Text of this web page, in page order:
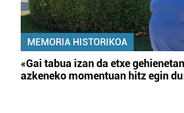
MEMORIA HISTORIKOA
«Gai tabua izan da etxe
azkeneko momentuan hitz egin